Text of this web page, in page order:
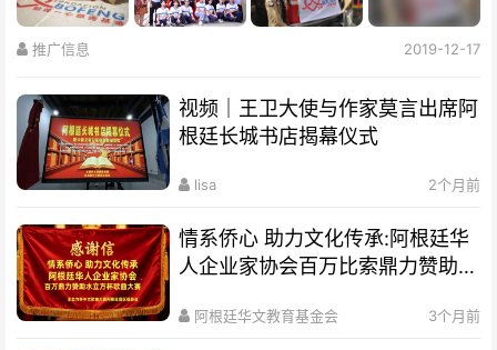
推广信息 2019-12-17
视频｜王卫大使与作家莫言出席阿
根廷长城书店揭幕仪式
lisa 2个月前
情系侨心 助力文化传承:阿根廷华
人企业家协会百万比索鼎力赞助水
阿根廷华文教育基金会 3个月前